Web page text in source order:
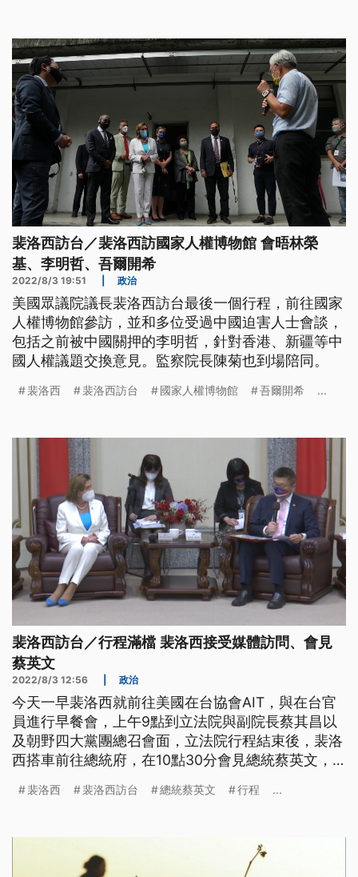
裴洛西訪台／裴洛西訪國家人權博物館 會晤林榮
基、李明哲、吾爾開希
2022/8/3 19:51 政治
美國眾議院議長裴洛西訪台最後一個行程，前往國家
人權博物館參訪，並和多位受過中國迫害人士會談，
包括之前被中國關押的李明哲，針對香港、新疆等中
國人權議題交換意見。監察院長陳菊也到場陪同。
裴洛西 裴洛西訪台 國家人權博物館 吾爾開希 ...
裴洛西訪台／行程滿檔 裴洛西接受媒體訪問、會見
蔡英文
2022/8/3 12:56 政治
今天一早裴洛西就前往美國在台協會AIT，與在台官
員進行早餐會，上午9點到立法院與副院長蔡其昌以
及朝野四大黨團總召會面，立法院行程結束後，裴洛
西搭車前往總統府，在10點30分會見總統蔡英文，
謝裴洛西對台灣的堅定支持，裴洛西之後跟蔡總統共
午宴接待裴洛西，下午2點造訪景美人權園區，據了
解，可能跟吾爾開希、林榮基
裴洛西 裴洛西訪台 總統蔡英文 行程 ...